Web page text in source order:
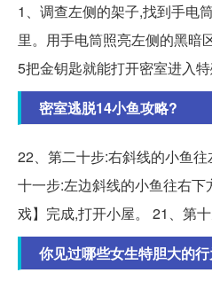
1、调查左侧的架子,找到手电
里。用手电筒照亮左侧的黑暗
5把金钥匙就能打开密室进入
密室逃脱14小鱼攻略?
22、第二十步:右斜线的小鱼
十一步:左边斜线的小鱼往右
戏】完成,打开小屋。 21、第
你见过哪些女生特胆大的